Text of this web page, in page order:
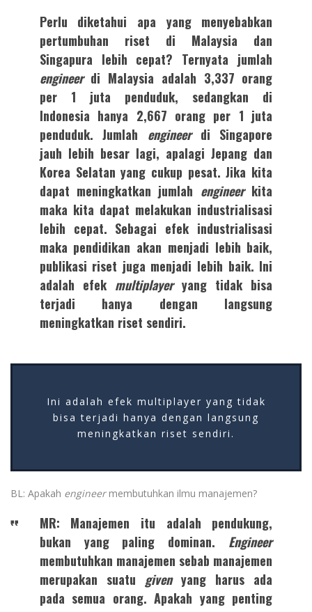
Perlu diketahui apa yang menyebabkan
pertumbuhan riset di Malaysia dan
Singapura lebih cepat? Ternyata jumlah
engineerdi Malaysia adalah 3,337 orang
per 1 juta penduduk, sedangkan di
Indonesia hanya 2,667 orang per 1 juta
penduduk. Jumlah engineerdi Singapore
jauh lebih besar lagi, apalagi Jepang dan
Korea Selatan yang cukup pesat. Jika kita
dapat meningkatkan jumlah engineerkita
maka kita dapat melakukan industrialisasi
lebih cepat. Sebagai efek industrialisasi
maka pendidikan akan menjadi lebih baik,
publikasi riset juga menjadi lebih baik. Ini
adalah efek multiplayeryang tidak bisa
terjadi hanya dengan langsung
meningkatkan riset sendiri.
Ini adalah efek multiplayer yang tidak
bisa terjadi hanya dengan langsung
meningkatkan riset sendiri.
BL: Apakah engineermembutuhkan ilmu manajemen?
MR: Manajemen itu adalah pendukung,
bukan yang paling dominan. Engineer
membutuhkan manajemen sebab manajemen
merupakan suatu givenyang harus ada
pada semua orang. Apakah yang penting